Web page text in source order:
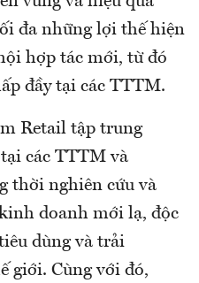
đa những lợi thế hiện
hợp tác mới, từ đó
đầy tại các TTTM.
Retail tập trung
các TTTM và
thời nghiên cứu và
doanh mới lạ, độc
dùng và trải
giới. Cùng với đó,